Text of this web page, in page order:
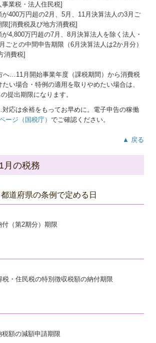
業税・法人住民税]
400万円超の2月、5月、11月決算法人の3月ご
限[消費税及び地方消費税]
4,800万円超の7月、8月決算法人を除く法人・
ごとの中間申告期限（6月決算法人は2か月分）
消費税]
へ…11月開始事業年度（課税期間）から消費税
い場合・特例の適用を取りやめたい場合は、
提出期限になります。
応は余裕をもってお早めに。電子申告の稼働
ージ（国税庁）でご確認ください。
▲ 戻る
月の税務
道府県の条例で定める日
（第2期分）期限
税・住民税の特別徴収税額の納付期限
額の減額申請期限